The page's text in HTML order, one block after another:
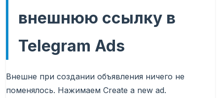
внешнюю ссылку в
Telegram Ads
Внешне при создании объявления ничего не
поменялось. Нажимаем Create a new ad.